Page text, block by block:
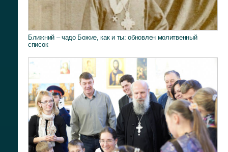
Ближний – чадо Божие, как и ты: обновлен молитвенный
список